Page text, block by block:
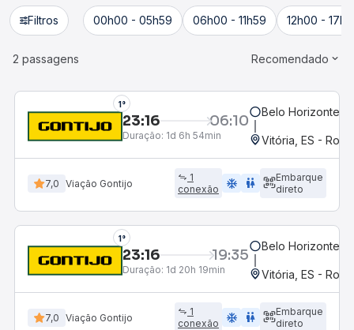
Filtros 00h00 - 05h59 06h00 - 11h59 12h00 -
2 passagens Recomendado
1°
23:16 06:10
Duração: 1d 6h 54min
Belo Horizonte,
Vitória, ES -
7,0 Viação Gontijo
1
conexão
ac_unit wc
Embarque
direto
1°
23:16 19:35
Duração: 1d 20h 19min
Belo Horizonte,
Vitória, ES -
7,0 Viação Gontijo
1
conexão
ac_unit wc
Embarque
direto